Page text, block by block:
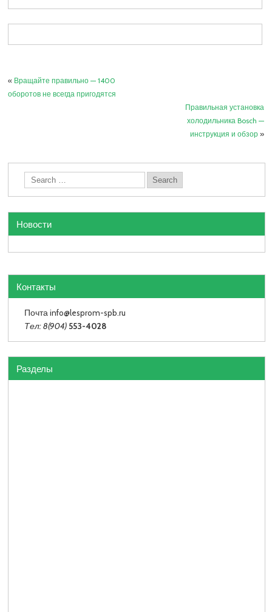
« Вращайте правильно — 1400
оборотов не всегда пригодятся
Правильная установка
холодильника Bosch —
инструкция и обзор»
Новости
Контакты
Почта info@lesprom-spb.ru
Тел: 8(904) 553-4028
Разделы